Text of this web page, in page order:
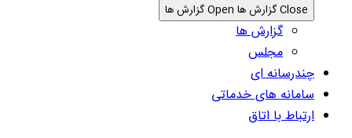
Close گزارش ها Open گزارش ها
گزارش ها
مجلس
چندرسانه ای
سامانه های خدماتی
ارتباط با اتاق